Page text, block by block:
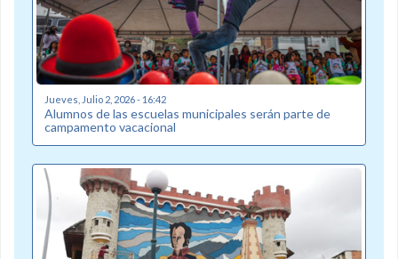
Jueves, Julio 2, 2026 - 16:42
Alumnos de las escuelas municipales serán parte de
campamento vacacional